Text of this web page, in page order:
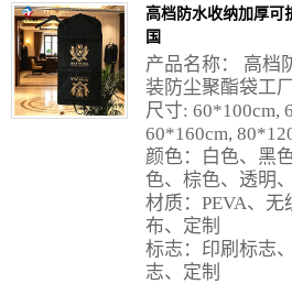
高档防水收纳加厚可
国
产品名称： 高档
装防尘聚酯袋工
尺寸: 60*100cm,
60*160cm,
颜色：白色、黑
色、棕色、透明
材质：PEVA、
布、定制
标志：印刷标志
志、定制